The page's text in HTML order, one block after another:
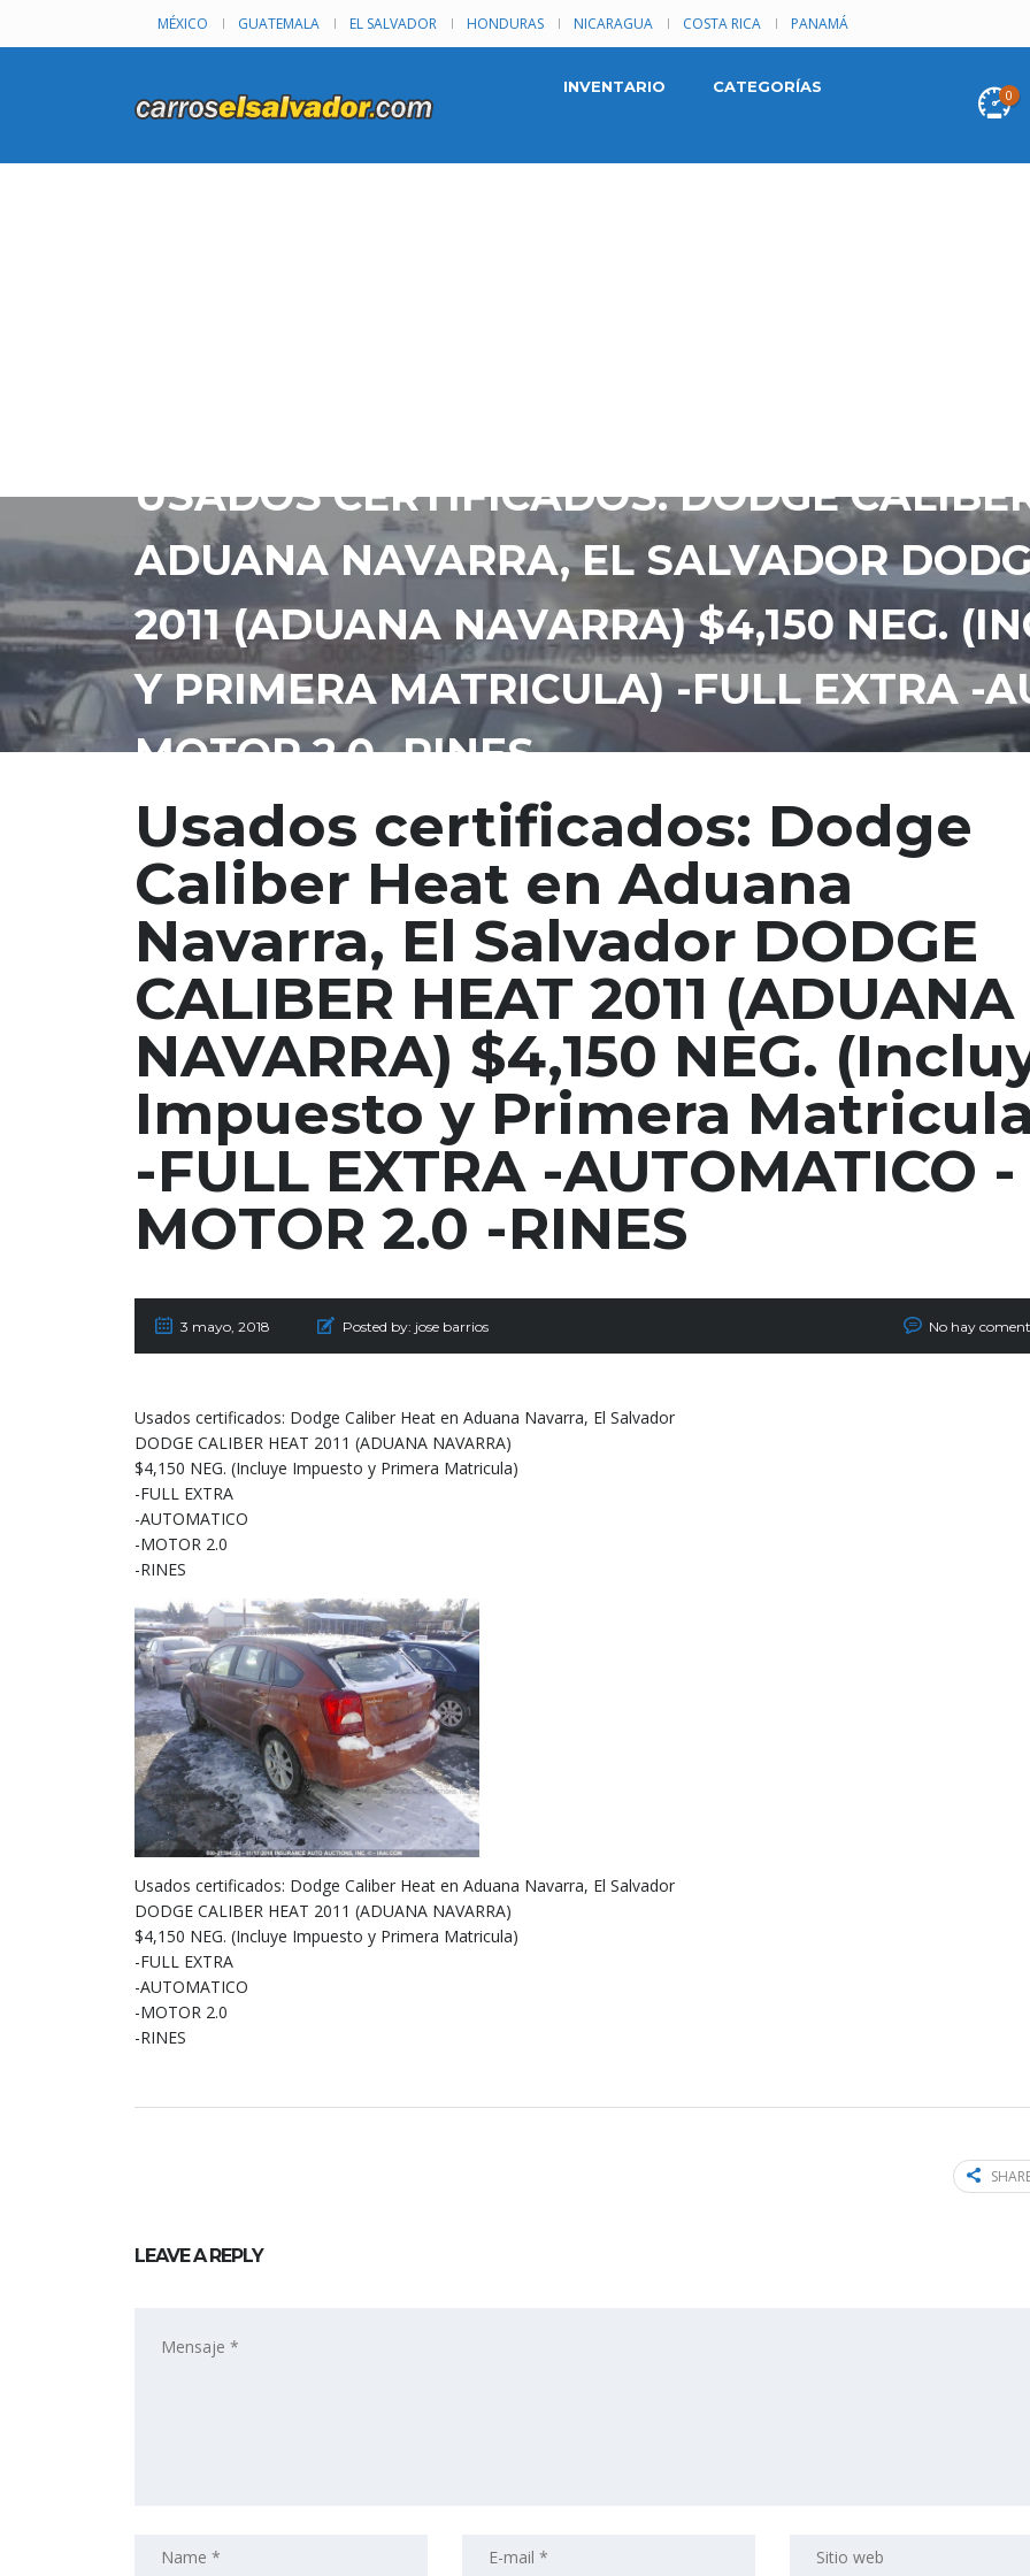
MÉXICO GUATEMALA EL SALVADOR HONDURAS NICARAGUA COSTA RICA PANAMÁ
0
INVENTARIO CATEGORÍAS
USADOS CERTIFICADOS: DODGE
ADUANA NAVARRA, EL SALVADOR
2011 (ADUANA NAVARRA) $4,150 NEG.
Y PRIMERA MATRICULA) -FULL EXTRA -
MOTOR 2.0 -RINES
Usados certificados: Dodge
Caliber Heat en Aduana
Navarra, El Salvador DODGE
CALIBER HEAT 2011 (ADUANA
NAVARRA) $4,150 NEG.
Impuesto y Primera
-FULL EXTRA -AUTOMATICO -
MOTOR 2.0 -RINES
3 mayo, 2018 Posted by: jose barrios No hay
Usados certificados: Dodge Caliber Heat en Aduana Navarra, El Salvador
DODGE CALIBER HEAT 2011 (ADUANA NAVARRA)
$4,150 NEG. (Incluye Impuesto y Primera Matricula)
-FULL EXTRA
-AUTOMATICO
-MOTOR 2.0
-RINES
Usados certificados: Dodge Caliber Heat en Aduana Navarra, El Salvador
DODGE CALIBER HEAT 2011 (ADUANA NAVARRA)
$4,150 NEG. (Incluye Impuesto y Primera Matricula)
-FULL EXTRA
-AUTOMATICO
-MOTOR 2.0
-RINES
LEAVE A REPLY